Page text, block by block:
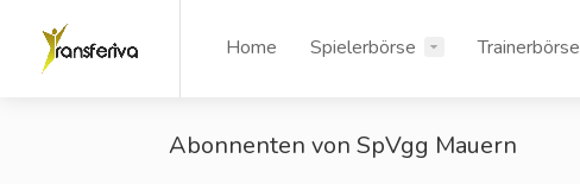
Home Spielerbörse Trainerbörse
Abonnenten von SpVgg Mauern